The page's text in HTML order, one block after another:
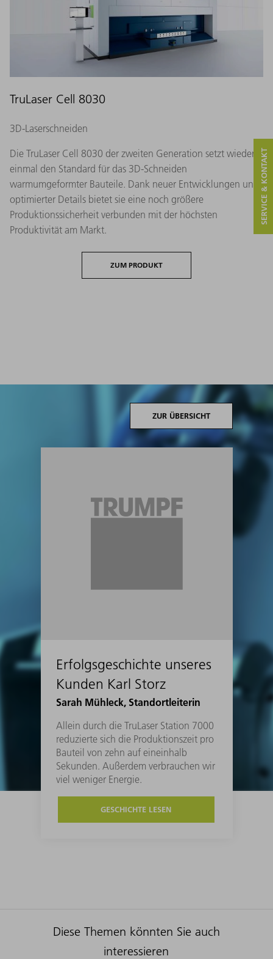
TruLaser Cell 8030
3D-Laserschneiden
Die TruLaser Cell 8030 der zweiten Generation setzt wieder
einmal den Standard für das 3D-Schneiden
warmumgeformter Bauteile. Dank neuer Entwicklungen und
optimierter Details bietet sie eine noch größere
Produktionssicherheit verbunden mit der höchsten
Produktivität am Markt.
ZUM PRODUKT
ZUR ÜBERSICHT
Erfolgsgeschichte unseres
Kunden Karl Storz
Sarah Mühleck, Standortleiterin
Allein durch die TruLaser Station 7000
reduzierte sich die Produktionszeit pro
Bauteil von zehn auf eineinhalb
Sekunden. Außerdem verbrauchen wir
viel weniger Energie.
GESCHICHTE LESEN
Diese Themen könnten Sie auch
interessieren
SERVICE & KONTAKT